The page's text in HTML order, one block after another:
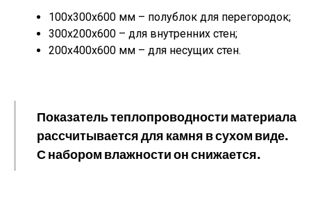
100x300x600 мм – полублок для перегородок;
300x200x600 – для внутренних стен;
200x400x600 мм – для несущих стен.
Показатель теплопроводности материала
рассчитывается для камня в сухом виде.
С набором влажности он снижается.